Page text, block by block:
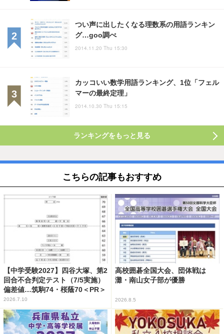
つい声に出したくなる理数系の用語ランキン
グ…goo調べ
2014.11.20 Thu 15:30
カッコいい数学用語ランキング、1位「フェル
マーの最終定理」
2014.10.30 Thu 15:15
ランキングをもっと見る
こちらの記事もおすすめ
【中学受験2027】四谷大塚、第2
回合不合判定テスト（7/5実施）
偏差値…筑駒74・桜蔭70＜PR＞
2026.7.10
高校囲碁全国大会、団体戦は
灘・南山女子部が優勝
2026.8.5